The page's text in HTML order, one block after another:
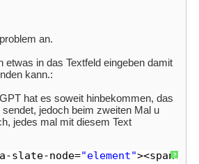
an.
etwas in das Textfeld eingeben damit
kann.:
hat es soweit hinbekommen, das
jedoch beim zweiten Mal u
jedes mal mit diesem Text
?
slate-node="element"><span